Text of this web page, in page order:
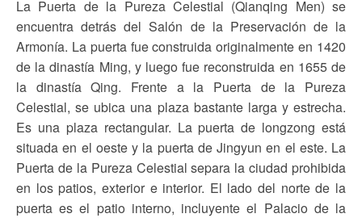
La Puerta de la Pureza Celestial (Qianqing Men) se
encuentra detrás del Salón de la Preservación de la
Armonía. La puerta fue construida originalmente en 1420
de la dinastía Ming, y luego fue reconstruida en 1655 de
la dinastía Qing. Frente a la Puerta de la Pureza
Celestial, se ubica una plaza bastante larga y estrecha.
Es una plaza rectangular. La puerta de longzong está
situada en el oeste y la puerta de Jingyun en el este. La
Puerta de la Pureza Celestial separa la ciudad prohibida
en los patios, exterior e interior. El lado del norte de la
puerta es el patio interno, incluyente el Palacio de la